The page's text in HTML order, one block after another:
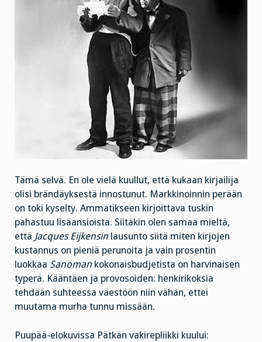
Tämä selvä. En ole vielä kuullut, että kukaan kirjailija
olisi brändäyksestä innostunut. Markkinoinnin perään
on toki kyselty. Ammatikseen kirjoittava tuskin
pahastuu lisäansioista. Siitäkin olen samaa mieltä,
että Jacques Eijkensin lausunto siitä miten kirjojen
kustannus on pieniä perunoita ja vain prosentin
luokkaa Sanoman kokonaisbudjetista on harvinaisen
typerä. Kääntäen ja provosoiden: henkirikoksia
tehdään suhteessa väestöön niin vähän, ettei
muutama murha tunnu missään.
Puupää-elokuvissa Pätkän vakirepliikki kuului: